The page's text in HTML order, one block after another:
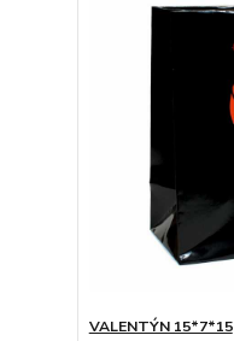
VALENTÝN 15*7*15